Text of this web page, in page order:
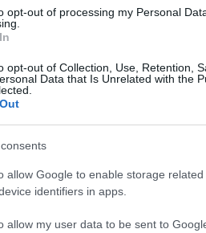
opt-out of processing my Personal
opt-out of Collection, Use, Retention,
Data that Is Unrelated with the
allow Google to enable storage
identifiers in apps.
allow my user data to be sent to